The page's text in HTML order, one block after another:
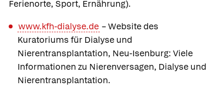
Ferienorte, Sport, Ernährung).
www.kfh-dialyse.de – Website des
Kuratoriums für Dialyse und
Nierentransplantation, Neu-Isenburg: Viele
Informationen zu Nierenversagen, Dialyse und
Nierentransplantation.